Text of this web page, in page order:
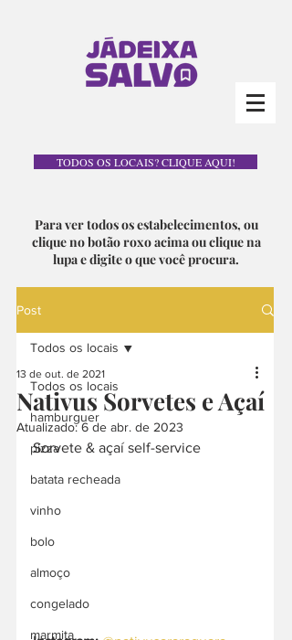
TODOS OS LOCAIS? CLIQUE AQUI!
Para ver todos os estabelecimentos, ou
clique no botão roxo acima ou clique na
lupa e digite o que você procura.
Post
Todos os locais
hamburguer
pizza
batata recheada
vinho
bolo
almoço
congelado
marmita
Todos os locais
Nativus Sorvetes e Açaí
13 de out. de 2021
Atualizado:6 de abr. de 2023
Sorvete & açaí self-service